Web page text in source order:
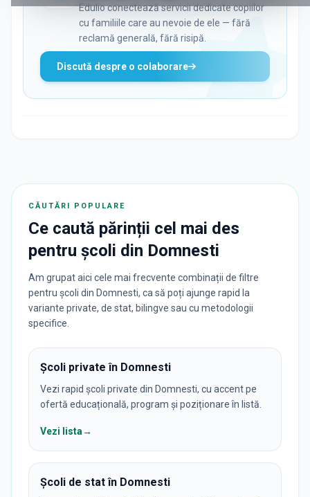
Edulio conectează servicii dedicate copiilor
cu familiile care au nevoie de ele — fără
reclamă generală, fără risipă.
Discută despre o colaborare
CĂUTĂRI POPULARE
Ce caută părinții cel mai des
pentru școli din Domnesti
Am grupat aici cele mai frecvente combinații de filtre
pentru școli din Domnesti, ca să poți ajunge rapid la
variante private, de stat, bilingve sau cu metodologii
specifice.
Școli private în Domnesti
Vezi rapid școli private din Domnesti, cu accent pe
ofertă educațională, program și poziționare în listă.
Vezi lista→
Școli de stat în Domnesti